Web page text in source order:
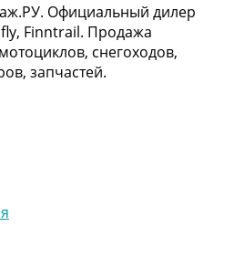
Официальный дилер
Finntrail. Продажа
снегоходов,
запчастей.